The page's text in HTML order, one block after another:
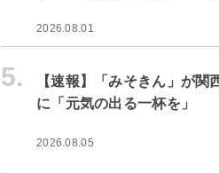
2026.08.01
5.
【速報】「みそきん」が
に「元気の出る一杯を」
2026.08.05